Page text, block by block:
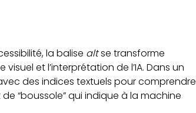
la balise altse transforme
visuel et l’interprétation de l’IA. Dans un
des indices textuels pour comprendre
“boussole” qui indique à la machine